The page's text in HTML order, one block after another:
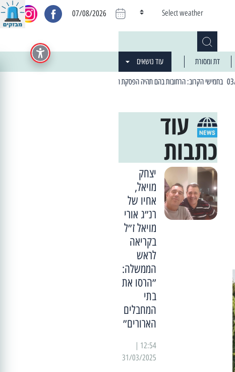
Select weather
07/08/2026
דת ומסורת עוד נושאים
| 06:19 25/03/2024 "מה חדש בעיר": המדור שבו תתעדכנו על כל מה ש... חדש
עוד
כתבות
יצחק
מויאל,
אחיו של
רנ״ג אורי
מויאל ז״ל
בקריאה
לראש
הממשלה:
״הרסו את
בתי
המחבלים
הארורים״
31/03/2025